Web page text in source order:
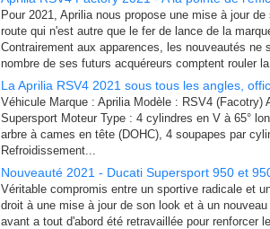
Pour 2021, Aprilia nous propose une mise à jour
route qui n'est autre que le fer de lance de la
Contrairement aux apparences, les nouveautés ne
nombre de ses futurs acquéreurs comptent rouler
La Aprilia RSV4 2021 sous tous les angles,
Véhicule Marque : Aprilia Modèle : RSV4 (Facotry)
Supersport Moteur Type : 4 cylindres en V à 65°
arbre à cames en tête (DOHC), 4 soupapes par
Refroidissement...
Nouveauté 2021 - Ducati Supersport 950 et
Véritable compromis entre un sportive radicale et
droit à une mise à jour de son look et à un
avant a tout d'abord été retravaillée pour renforcer